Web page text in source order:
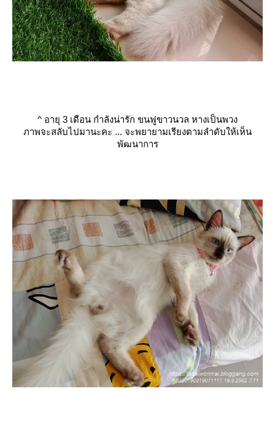
^ อายุ 3 เดือน กำลังน่ารัก ขนฟูขาวนวล หางเป็นพวง
ภาพจะสลับไปมานะคะ ... จะพยายามเรียงตามลำดับให้เห็น
พัฒนาการ